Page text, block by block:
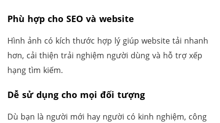
Phù hợp cho SEO và website
Hình ảnh có kích thước hợp lý giúp website tải nhanh
hơn, cải thiện trải nghiệm người dùng và hỗ trợ xếp
hạng tìm kiếm.
Dễ sử dụng cho mọi đối tượng
Dù bạn là người mới hay người có kinh nghiệm, công